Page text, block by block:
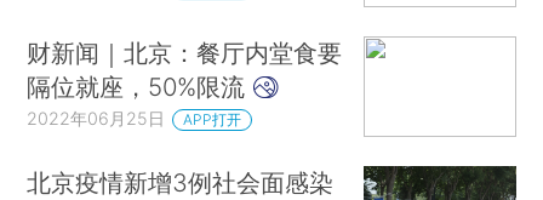
财新闻｜北京：餐厅内堂食要
隔位就座，50%限流
2022年06月25日 APP打开
北京疫情新增3例社会面感染